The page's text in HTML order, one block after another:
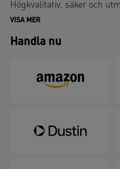
Högkvalitativ, säker och
denna trasselfria, tysta
den generösa 30-liters
fullständigt oavbruten
livslängden av maskinen -
VISA MER
Handla nu